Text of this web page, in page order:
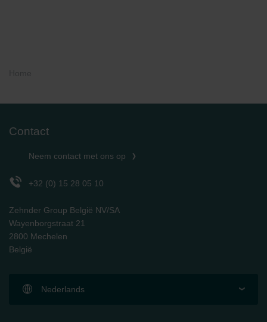
Contact
Neem contact met ons op
+32 (0) 15 28 05 10
Zehnder Group België NV/SA
Wayenborgstraat 21
2800 Mechelen
België
Nederlands